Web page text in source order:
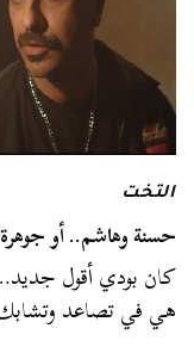
التخت
حسنة وهاشم.. أو
كان بودي أقول
هي في تصاعد